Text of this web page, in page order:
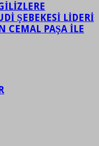
ŞEBEKESİ LİDERİ
CEMAL PAŞA İLE